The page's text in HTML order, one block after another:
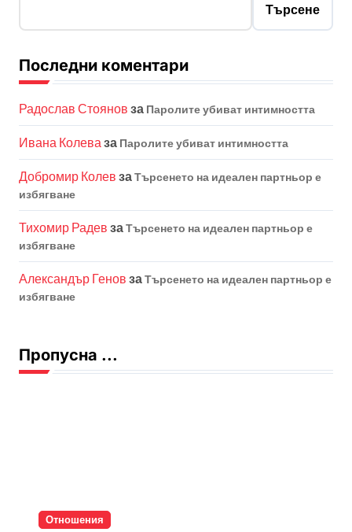
Търсене
Последни коментари
Радослав Стоянов за Паролите убиват интимността
Ивана Колеваза Паролите убиват интимността
Добромир Колев заТърсенето на идеален партньор е
избягване
Тихомир Радев заТърсенето на идеален партньор е
избягване
Александър Генов заТърсенето на идеален партньор е
избягване
Пропусна ...
Отношения